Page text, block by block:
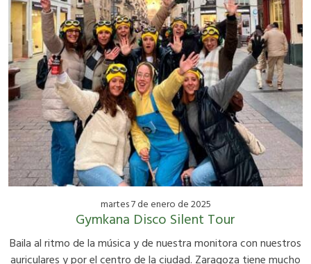
martes 7 de enero de 2025
Gymkana Disco Silent Tour
Baila al ritmo de la música y de nuestra monitora con nuestros